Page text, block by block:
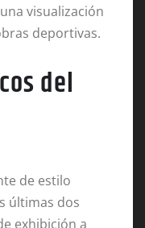
visualización
deportivas.
del
de estilo
últimas dos
exhibición a